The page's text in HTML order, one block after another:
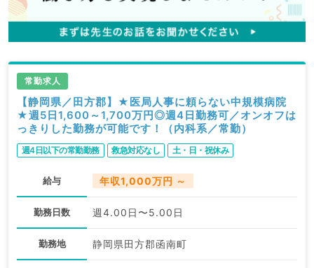
常勤求人
【静岡県／田方郡】★医局人事に頼らない中規模病院
★週5日1,600～1,700万円◎週4日勤務可／オンオフは
っきりした勤務が可能です！（内科系／常勤）
週4日以下の常勤勤務 救急対応なし 土・日・祝休み
給与 年収1,000万円 ～
勤務日数 週4.00日〜5.00日
勤務地 静岡県田方郡函南町